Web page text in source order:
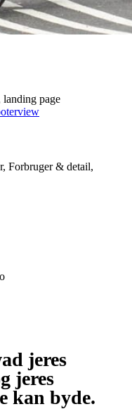
page
view
Forbruger & detail,
jeres
jeres
kan byde.